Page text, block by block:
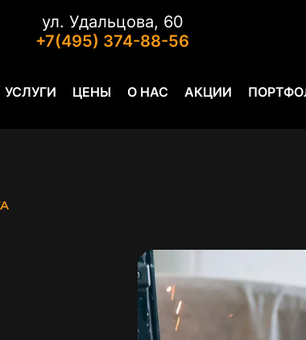
ул. Удальцова, 60
+7(495) 374-88-56
УСЛУГИ ЦЕНЫ О НАС АКЦИИ